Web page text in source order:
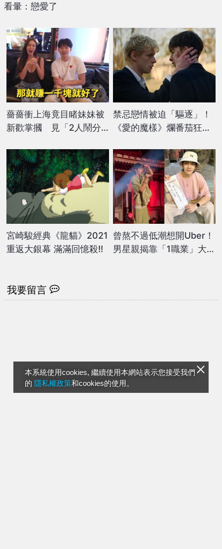
本系統使用cookies, 繼續使用本網站表示您接受我們
的 隱私權政策和cookies的使用。
看暈：戀愛了
薔薔衝上海竟目睹妹妹被
新歡掌摑 見「2人鬧分
禁忌戀情被迫「驅逐」！
《愛的魔樣》爛番茄狂飆
宮崎駿經典《龍貓》2021
重返大銀幕 滿滿回憶殺!!
曾熬不過低潮想開Uber！
男星親揭靠「1職業」大翻
我要留言